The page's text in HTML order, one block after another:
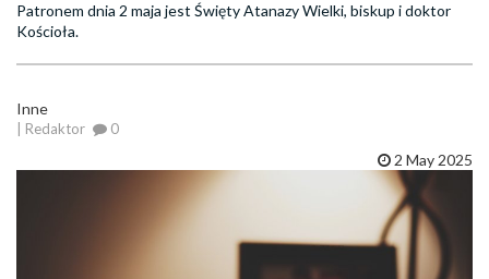
Patronem dnia 2 maja jest Święty Atanazy Wielki, biskup i doktor
Kościoła.
Inne
| Redaktor 0
2 May 2025